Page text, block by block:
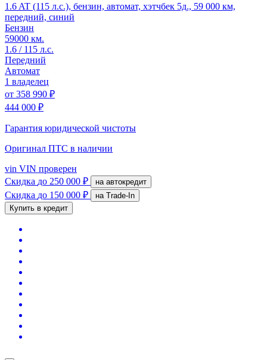
1.6 AT (115 л.с.), бензин, автомат, хэтчбек 5д., 59 000 км,
передний, синий
Бензин
59000 км.
1.6 / 115 л.с.
Передний
Автомат
1 владелец
от 358 990 ₽
444 000 ₽
Гарантия юридической чистоты
Оригинал ПТС в наличии
vin VIN проверен
Скидка до 250 000 ₽ на автокредит
Скидка до 150 000 ₽
на Trade-In
Купить в кредит